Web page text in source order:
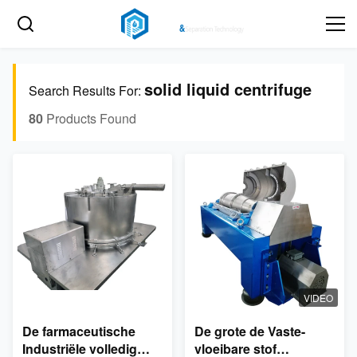
Search Results For: solid liquid centrifuge
80 Products Found
De farmaceutische
Industriële volledig
VIDEO
De grote de Vaste-
vloeibare stof